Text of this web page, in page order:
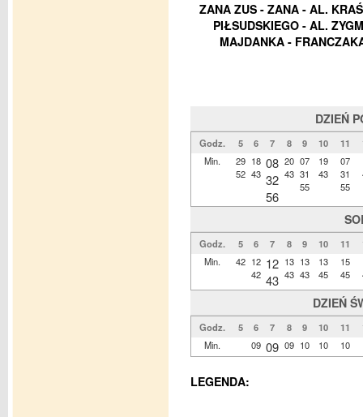
ZANA ZUS - ZANA - AL.
PIŁSUDSKIEGO - AL.
MAJDANKA -
DZIEŃ
Godz. 5 6 7 8 9 10 11
Min.
29
52
18
43
08
32
56
20
43
07
31
55
19
43
07
31
55
Godz. 5 6 7 8 9 10 11
Min.
42 12
42
12
43
13
43
13
43
13
45
15
45
DZIEŃ
Godz. 5 6 7 8 9 10 11
Min.
09 09 09 10 10 10
LEGENDA: